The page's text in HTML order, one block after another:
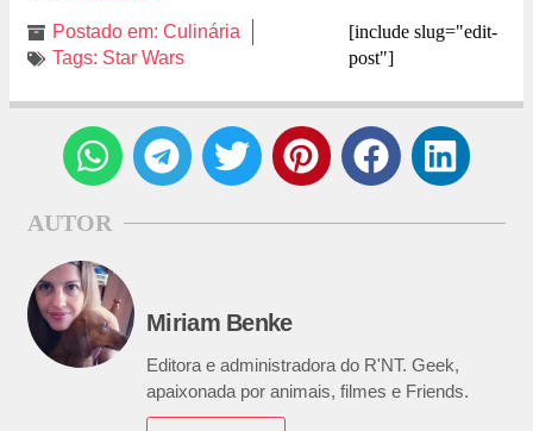
Postado em: Culinária
Tags: Star Wars
[include slug="edit-
post"]
AUTOR
Miriam Benke
Editora e administradora do R'NT. Geek,
apaixonada por animais, filmes e Friends.